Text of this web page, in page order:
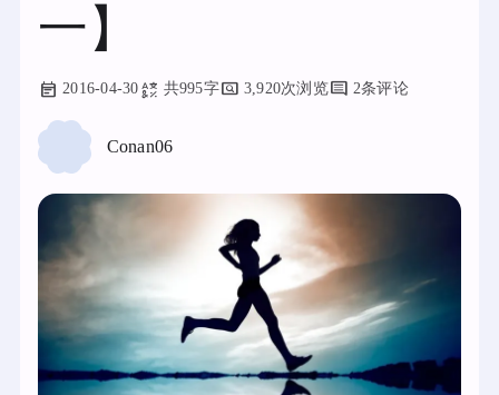
一】
2016-04-30 共995字 3,920次浏览 2条评论
Conan06